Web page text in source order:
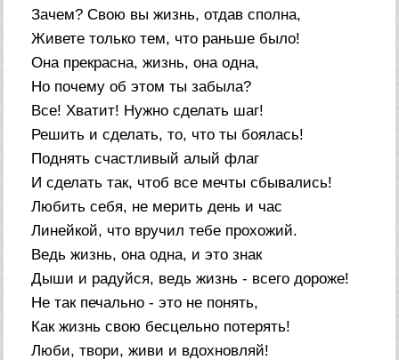
Зачем? Свою вы жизнь, отдав сполна,
Живете только тем, что раньше было!
Она прекрасна, жизнь, она одна,
Но почему об этом ты забыла?
Все! Хватит! Нужно сделать шаг!
Решить и сделать, то, что ты боялась!
Поднять счастливый алый флаг
И сделать так, чтоб все мечты сбывались!
Любить себя, не мерить день и час
Линейкой, что вручил тебе прохожий.
Ведь жизнь, она одна, и это знак
Дыши и радуйся, ведь жизнь - всего дороже!
Не так печально - это не понять,
Как жизнь свою бесцельно потерять!
Люби, твори, живи и вдохновляй!